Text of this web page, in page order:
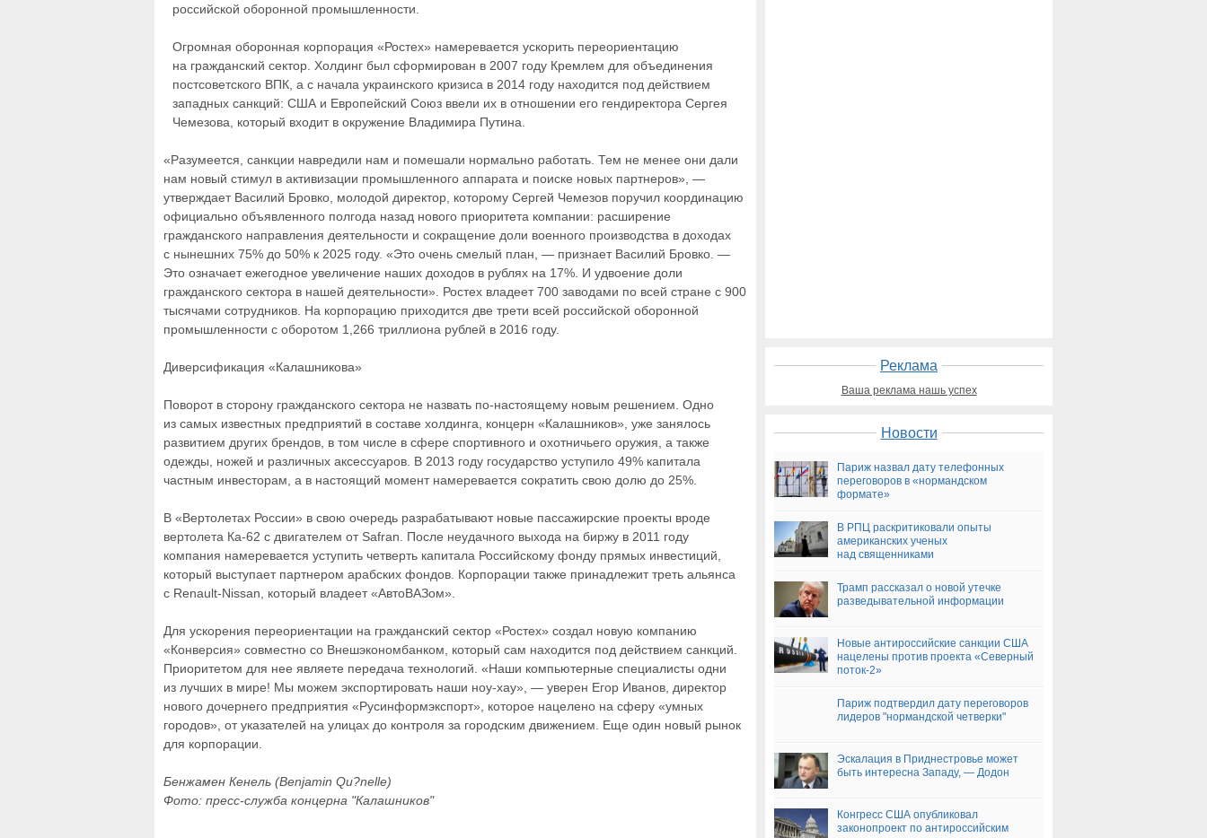
российской оборонной промышленности.
Огромная оборонная корпорация «Ростех» намеревается ускорить переориентацию
на гражданский сектор. Холдинг был сформирован в 2007 году Кремлем для объединения
постсоветского ВПК, а с начала украинского кризиса в 2014 году находится под действием
западных санкций: США и Европейский Союз ввели их в отношении его гендиректора Сергея
Чемезова, который входит в окружение Владимира Путина.
«Разумеется, санкции навредили нам и помешали нормально работать. Тем не менее они дали
нам новый стимул в активизации промышленного аппарата и поиске новых партнеров», —
утверждает Василий Бровко, молодой директор, которому Сергей Чемезов поручил координацию
официально объявленного полгода назад нового приоритета компании: расширение
гражданского направления деятельности и сокращение доли военного производства в доходах
с нынешних 75% до 50% к 2025 году. «Это очень смелый план, — признает Василий Бровко. —
Это означает ежегодное увеличение наших доходов в рублях на 17%. И удвоение доли
гражданского сектора в нашей деятельности». Ростех владеет 700 заводами по всей стране с 900
тысячами сотрудников. На корпорацию приходится две трети всей российской оборонной
промышленности с оборотом 1,266 триллиона рублей в 2016 году.
Диверсификация «Калашникова»
Поворот в сторону гражданского сектора не назвать по-настоящему новым решением. Одно
из самых известных предприятий в составе холдинга, концерн «Калашников», уже занялось
развитием других брендов, в том числе в сфере спортивного и охотничьего оружия, а также
одежды, ножей и различных аксессуаров. В 2013 году государство уступило 49% капитала
частным инвесторам, а в настоящий момент намеревается сократить свою долю до 25%.
В «Вертолетах России» в свою очередь разрабатывают новые пассажирские проекты вроде
вертолета Ка-62 с двигателем от Safran. После неудачного выхода на биржу в 2011 году
компания намеревается уступить четверть капитала Российскому фонду прямых инвестиций,
который выступает партнером арабских фондов. Корпорации также принадлежит треть альянса
с Renault-Nissan, который владеет «АвтоВАЗом».
Для ускорения переориентации на гражданский сектор «Ростех» создал новую компанию
«Конверсия» совместно со Внешэкономбанком, который сам находится под действием санкций.
Приоритетом для нее являете передача технологий. «Наши компьютерные специалисты одни
из лучших в мире! Мы можем экспортировать наши ноу-хау», — уверен Егор Иванов, директор
нового дочернего предприятия «Русинформэкспорт», которое нацелено на сферу «умных
городов», от указателей на улицах до контроля за городским движением. Еще один новый рынок
для корпорации.
Бенжамен Кенель (Benjamin Qu?nelle)
Фото: пресс-служба концерна "Калашников"
Реклама
Ваша реклама нашь успех
Новости
Париж назвал дату телефонных
переговоров в «нормандском
формате»
В РПЦ раскритиковали опыты
американских ученых
над священниками
Трамп рассказал о новой утечке
разведывательной информации
Новые антироссийские санкции США
нацелены против проекта «Северный
поток-2»
Париж подтвердил дату переговоров
лидеров "нормандской четверки"
Эскалация в Приднестровье может
быть интересна Западу, — Додон
Конгресс США опубликовал
законопроект по антироссийским